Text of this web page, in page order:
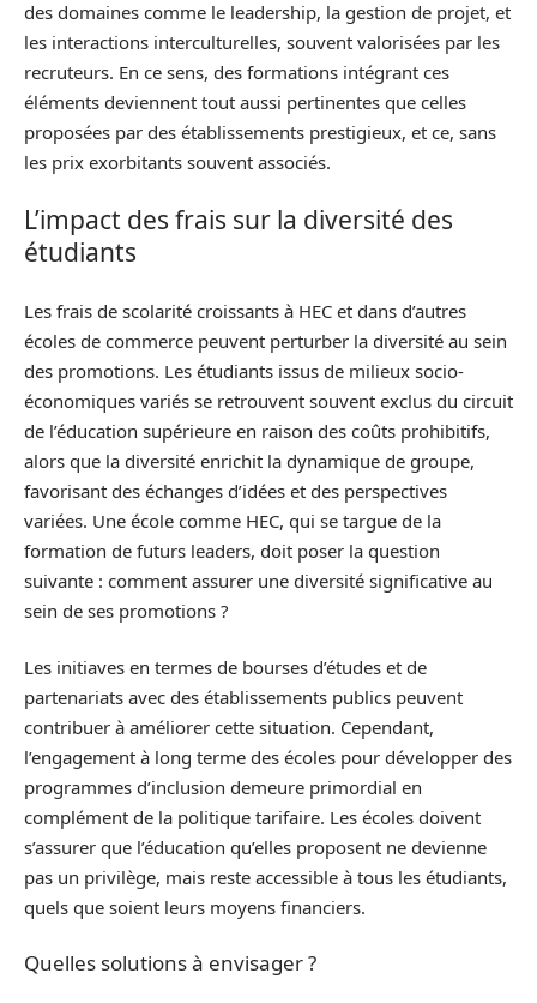
des domaines comme le leadership, la gestion de projet, et
les interactions interculturelles, souvent valorisées par les
recruteurs. En ce sens, des formations intégrant ces
éléments deviennent tout aussi pertinentes que celles
proposées par des établissements prestigieux, et ce, sans
les prix exorbitants souvent associés.
L’impact des frais sur la diversité des
étudiants
Les frais de scolarité croissants à HEC et dans d’autres
écoles de commerce peuvent perturber la diversité au sein
des promotions. Les étudiants issus de milieux socio-
économiques variés se retrouvent souvent exclus du circuit
de l’éducation supérieure en raison des coûts prohibitifs,
alors que la diversité enrichit la dynamique de groupe,
favorisant des échanges d’idées et des perspectives
variées. Une école comme HEC, qui se targue de la
formation de futurs leaders, doit poser la question
suivante : comment assurer une diversité significative au
sein de ses promotions ?
Les initiaves en termes de bourses d’études et de
partenariats avec des établissements publics peuvent
contribuer à améliorer cette situation. Cependant,
l’engagement à long terme des écoles pour développer des
programmes d’inclusion demeure primordial en
complément de la politique tarifaire. Les écoles doivent
s’assurer que l’éducation qu’elles proposent ne devienne
pas un privilège, mais reste accessible à tous les étudiants,
quels que soient leurs moyens financiers.
Quelles solutions à envisager ?